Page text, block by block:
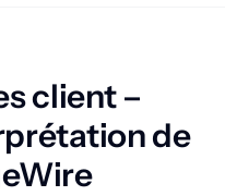
client –
de